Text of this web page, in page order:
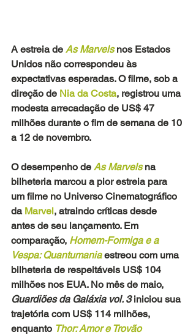
A estreia de As Marvels nos Estados
Unidos não correspondeu às
expectativas esperadas. O filme, sob a
direção de Nia da Costa, registrou uma
modesta arrecadação de US$ 47
milhões durante o fim de semana de 10
a 12 de novembro.
O desempenho de As Marvels na
bilheteria marcou a pior estreia para
um filme no Universo Cinematográfico
da Marvel, atraindo críticas desde
antes de seu lançamento. Em
comparação, Homem-Formiga e a
Vespa: Quantumania estreou com uma
bilheteria de respeitáveis US$ 104
milhões nos EUA. No mês de maio,
Guardiões da Galáxia vol. 3 iniciou sua
trajetória com US$ 114 milhões,
enquanto Thor: Amor e Trovão